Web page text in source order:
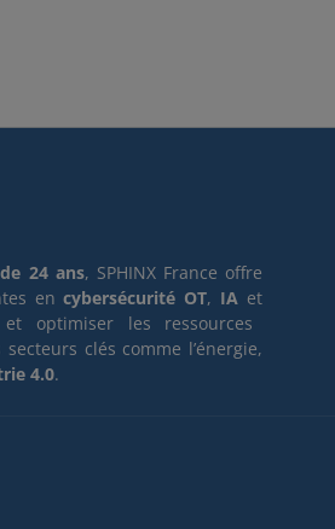
24 ans, SPHINX France offre
encybersécurité OT, IA et
optimiser les ressources
clés comme l’énergie,
4.0.